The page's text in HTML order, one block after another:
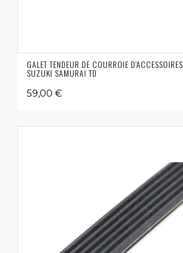
GALET TENDEUR DE COURROIE D'ACCESSOIRES
SUZUKI SAMURAI TD
59,00 €